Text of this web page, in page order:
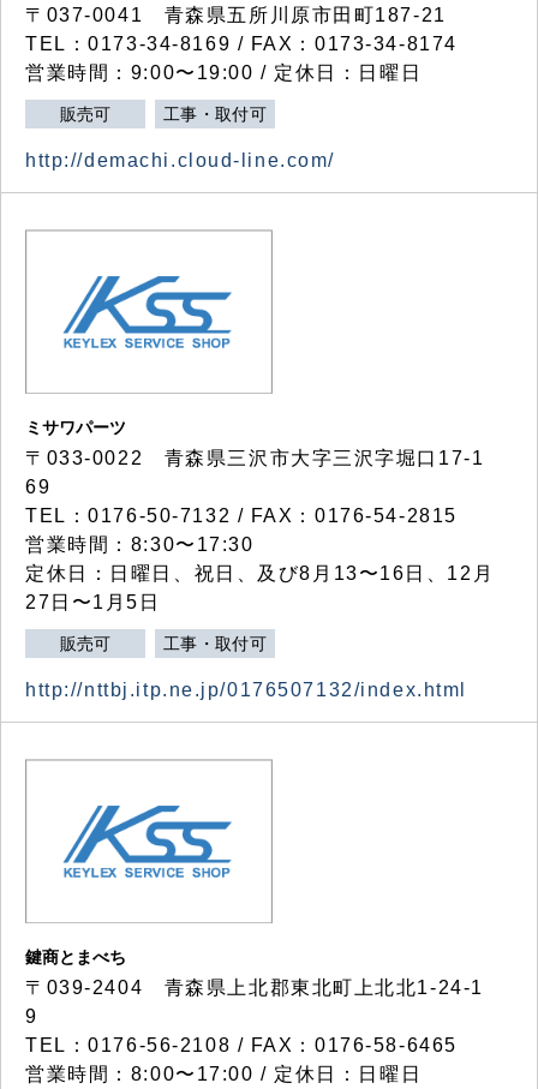
〒037-0041 青森県五所川原市田町187-21
TEL：0173-34-8169 / FAX：0173-34-8174
営業時間：9:00〜19:00 / 定休日：日曜日
販売可 工事・取付可
http://demachi.cloud-line.com/
ミサワパーツ
〒033-0022 青森県三沢市大字三沢字堀口17-1
69
TEL：0176-50-7132 / FAX：0176-54-2815
営業時間：8:30〜17:30
定休日：日曜日、祝日、及び8月13〜16日、12月
27日〜1月5日
販売可 工事・取付可
http://nttbj.itp.ne.jp/0176507132/index.html
鍵商とまべち
〒039-2404 青森県上北郡東北町上北北1-24-1
9
TEL：0176-56-2108 / FAX：0176-58-6465
営業時間：8:00〜17:00 / 定休日：日曜日